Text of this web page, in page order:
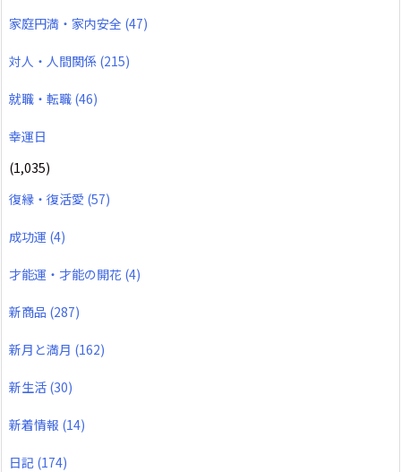
家庭円満・家内安全 (47)
対人・人間関係 (215)
就職・転職 (46)
幸運日
(1,035)
復縁・復活愛 (57)
成功運 (4)
才能運・才能の開花 (4)
新商品 (287)
新月と満月 (162)
新生活 (30)
新着情報 (14)
日記 (174)